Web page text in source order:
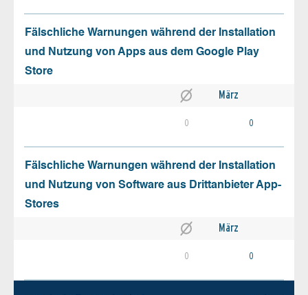
Fälschliche Warnungen während der Installation
und Nutzung von Apps aus dem Google Play
Store
März
0 0
Fälschliche Warnungen während der Installation
und Nutzung von Software aus Drittanbieter App-
Stores
März
0 0